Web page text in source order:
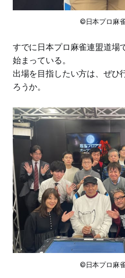
©日本プロ麻
すでに日本プロ麻雀連盟道場
始まっている。
出場を目指したい方は、ぜひ
ろうか。
©日本プロ麻